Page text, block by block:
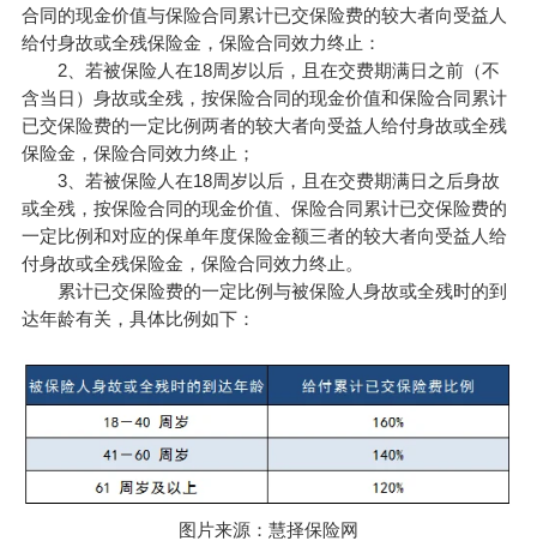
合同的现金价值与保险合同累计已交保险费的较大者向受益人
给付身故或全残保险金，保险合同效力终止：
2、若被保险人在18周岁以后，且在交费期满日之前（不
含当日）身故或全残，按保险合同的现金价值和保险合同累计
已交保险费的一定比例两者的较大者向受益人给付身故或全残
保险金，保险合同效力终止；
3、若被保险人在18周岁以后，且在交费期满日之后身故
或全残，按保险合同的现金价值、保险合同累计已交保险费的
一定比例和对应的保单年度保险金额三者的较大者向受益人给
付身故或全残保险金，保险合同效力终止。
累计已交保险费的一定比例与被保险人身故或全残时的到
达年龄有关，具体比例如下：
图片来源：慧择保险网